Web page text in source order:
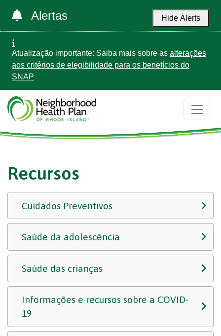
Alertas Hide Alerts
Atualização importante: Saiba mais sobre as alterações
aos critérios de elegibilidade para os benefícios do
SNAP
Recursos
Cuidados Preventivos
Saúde da adolescência
Saúde das crianças
Informações e recursos sobre a COVID-
19